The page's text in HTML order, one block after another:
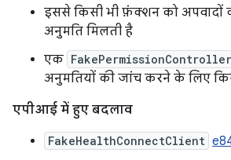
इससे किसी भी फ़ंक्शन को अपवादों
अनुमति मिलती है
एक FakePermissionController
अनुमतियों की जांच करने के लिए
एपीआई में हुए बदलाव
FakeHealthConnectClient